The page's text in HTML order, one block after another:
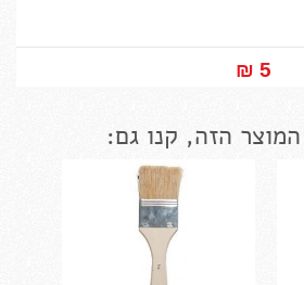
5 ₪‎
הזה, קנו גם: